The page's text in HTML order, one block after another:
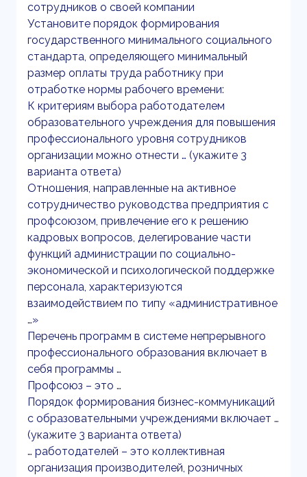
сотрудников о своей компании
Установите порядок формирования
государственного минимального социального
стандарта, определяющего минимальный
размер оплаты труда работнику при
отработке нормы рабочего времени:
К критериям выбора работодателем
образовательного учреждения для повышения
профессионального уровня сотрудников
организации можно отнести … (укажите 3
варианта ответа)
Отношения, направленные на активное
сотрудничество руководства предприятия с
профсоюзом, привлечение его к решению
кадровых вопросов, делегирование части
функций администрации по социально-
экономической и психологической поддержке
персонала, характеризуются
взаимодействием по типу «административное
…»
Перечень программ в системе непрерывного
профессионального образования включает в
себя программы …
Профсоюз – это …
Порядок формирования бизнес-коммуникаций
с образовательными учреждениями включает …
(укажите 3 варианта ответа)
… работодателей – это коллективная
организация производителей, розничных